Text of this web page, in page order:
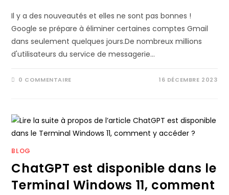
Il y a des nouveautés et elles ne sont pas bonnes !
Google se prépare à éliminer certaines comptes Gmail
dans seulement quelques jours.De nombreux millions
d'utilisateurs du service de messagerie…
0 COMMENTAIRE 16 DÉCEMBRE 2023
BLOG
ChatGPT est disponible dans le
Terminal Windows 11, comment